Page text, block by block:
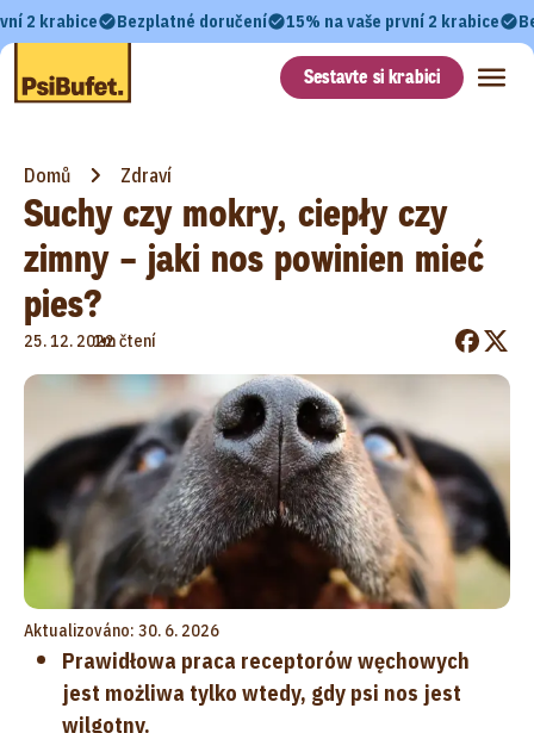
2 krabice Bezplatné doručení 15% na vaše první 2 krabice
Sestavte si krabici
Domů Zdraví
Suchy czy mokry, ciepły czy
zimny – jaki nos powinien mieć
pies?
25. 12. 2022
•
1m čtení
Aktualizováno: 30. 6. 2026
Prawidłowa praca receptorów węchowych
jest możliwa tylko wtedy, gdy psi nos jest
wilgotny.